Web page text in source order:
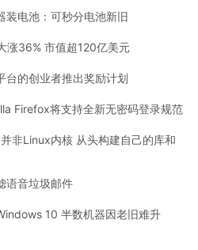
装电池：可秒分电池新旧
涨36% 市值超120亿美元
台的创业者推出奖励计划
Firefox将支持全新无密码登录规范
非Linux内核 从头构建自己的库和
语音垃圾邮件
10 半数机器因老旧难升